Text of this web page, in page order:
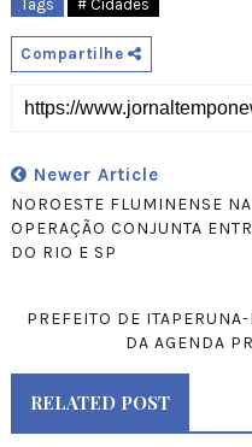
Tags # Cidades
Compartilhe
Newer Article
NOROESTE FLUMINENSE
OPERAÇÃO CONJUNTA
DO RIO E SP
PREFEITO DE
DA AGENDA
RELATED POST